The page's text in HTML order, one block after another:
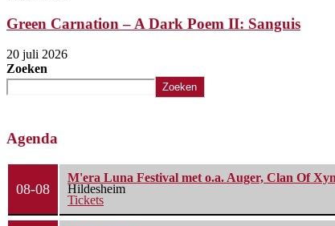
Green Carnation – A Dark Poem II: Sanguis
20 juli 2026
Zoeken
Zoeken
Agenda
08-08
M'era Luna Festival met o.a. Auger, Clan Of
Hildesheim
Tickets